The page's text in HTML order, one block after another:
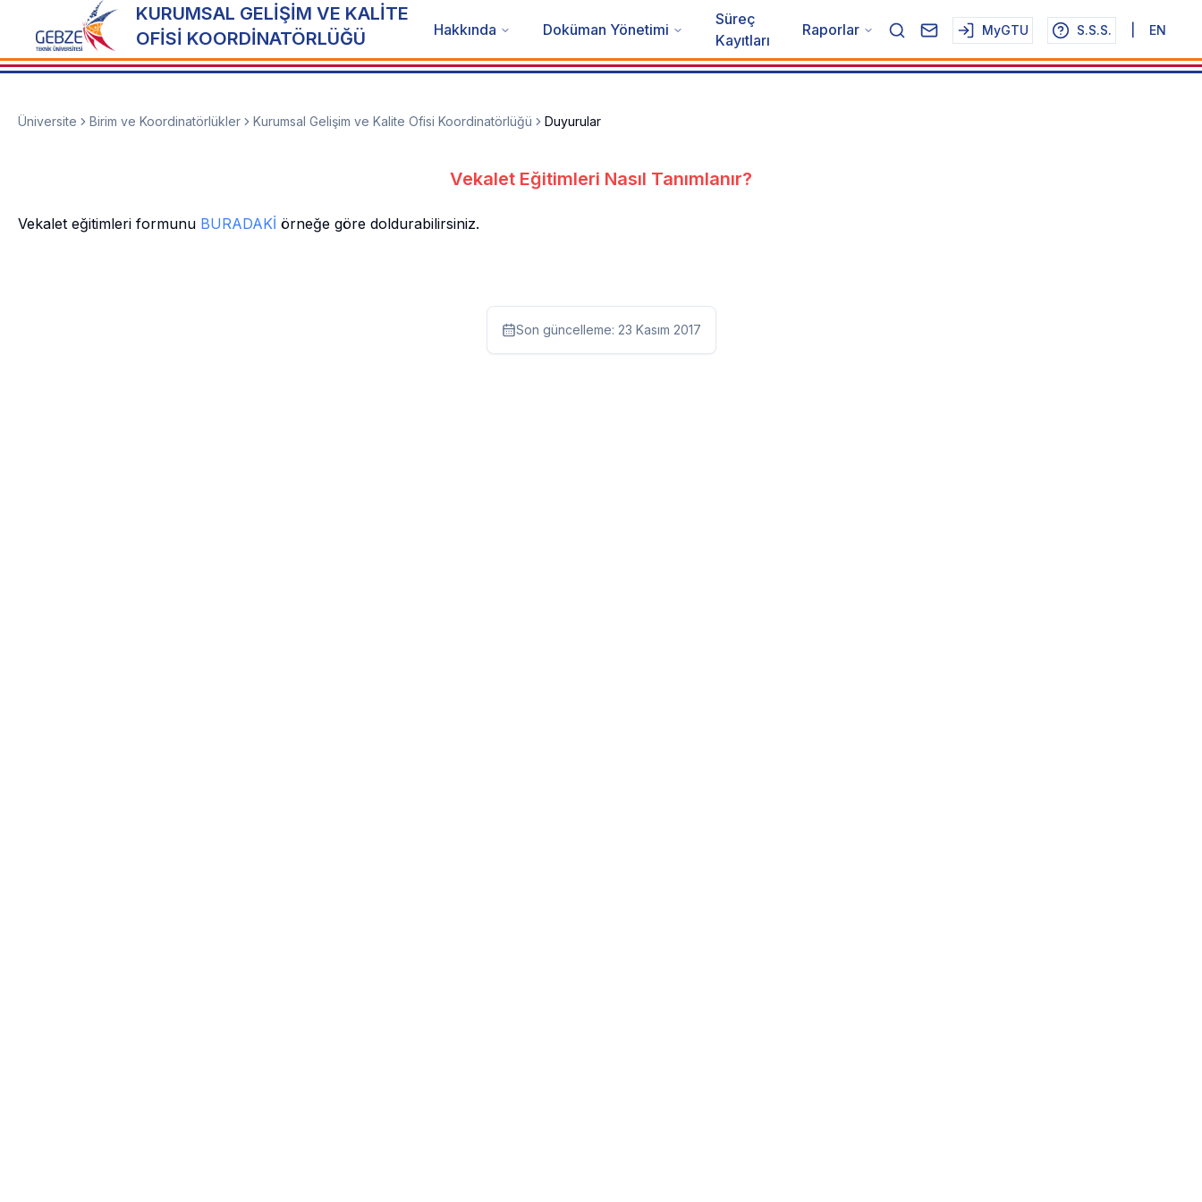
KURUMSAL GELİŞİM VE KALİTE
OFİSİ KOORDİNATÖRLÜĞÜ
Hakkında Doküman Yönetimi
Süreç
Kayıtları
Raporlar MyGTU S.S.S. EN
Üniversite Birim ve Koordinatörlükler Kurumsal Gelişim ve Kalite Ofisi Koordinatörlüğü Duyurular
Vekalet Eğitimleri Nasıl Tanımlanır?
Vekalet eğitimleri formunu BURADAKİ örneğe göre doldurabilirsiniz.
Son güncelleme: 23 Kasım 2017